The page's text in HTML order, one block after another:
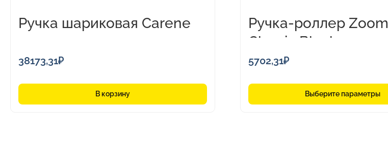
Ручка шариковая Carene
38173,31₽
В корзину
Ручка-роллер Zoom
Classic Black
5702,31₽
Выберите параметры